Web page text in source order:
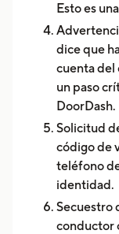
Esto es
dice que
cuenta del
un paso
DoorDash.
Solicitud
código de
teléfono
identidad.
Secuestro
conductor